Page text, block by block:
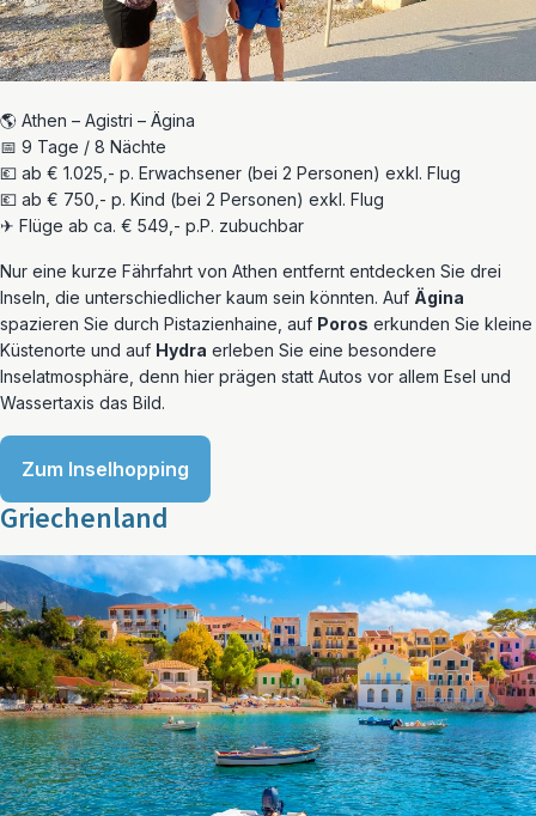
🌎 Athen – Agistri – Ägina
📅 9 Tage / 8 Nächte
💶 ab € 1.025,- p. Erwachsener (bei 2 Personen) exkl. Flug
💶 ab € 750,- p. Kind (bei 2 Personen) exkl. Flug
✈ Flüge ab ca. € 549,- p.P. zubuchbar
Nur eine kurze Fährfahrt von Athen entfernt entdecken Sie drei
Inseln, die unterschiedlicher kaum sein könnten. Auf Ägina
spazieren Sie durch Pistazienhaine, auf Poros erkunden Sie kleine
Küstenorte und auf Hydra erleben Sie eine besondere
Inselatmosphäre, denn hier prägen statt Autos vor allem Esel und
Wassertaxis das Bild.
Zum Inselhopping
Griechenland